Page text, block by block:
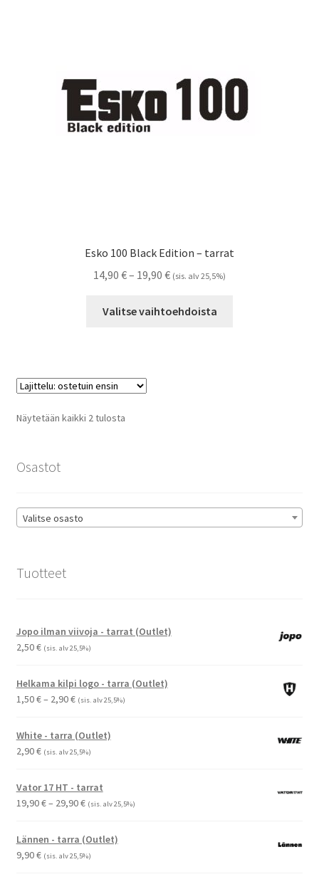
sivulla.
Esko 100 Black Edition – tarrat
14,90 €– 19,90 €Hintaluokka:
-
(sis. alv 25,5%)
Valitse vaihtoehdoista
Näytetään kaikki 2 tulostaSuosituimmat
Osastot
Valitse osasto
Tuotteet
Jopo ilman viivoja - tarrat (Outlet)
2,50€ (sis. alv 25,5%)
Helkama kilpi logo - tarra (Outlet)
1,50€– 2,90€Hintaluokka:
-
2,90 €
(sis. alv 25,5%)
White - tarra (Outlet)
2,90€ (sis. alv 25,5%)
Vator 17 HT - tarrat
19,90€– 29,90€Hintaluokka:
-
29,90 €
(sis. alv 25,5%)
Lännen - tarra (Outlet)
9,90€ (sis. alv 25,5%)